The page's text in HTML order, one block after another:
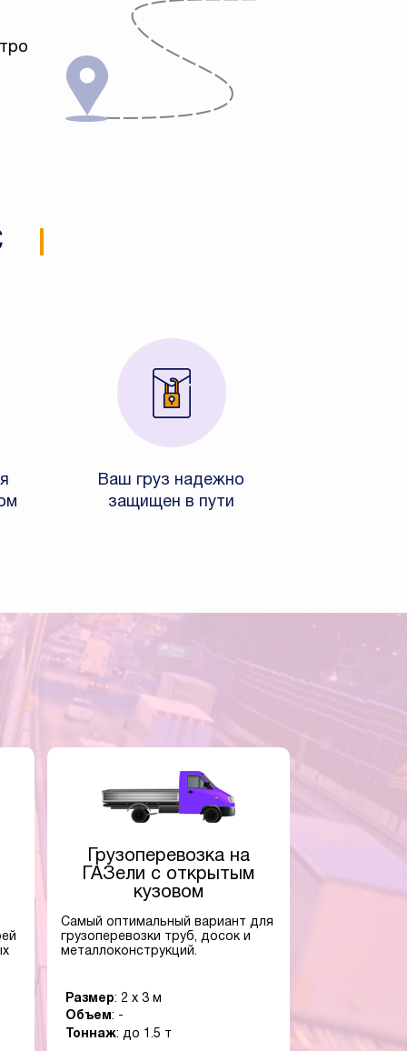
Ваш груз надежно
защищен в пути
Грузоперевозка на
ГАЗели с открытым
кузовом
Самый оптимальный вариант для
грузоперевозки труб, досок и
металлоконструкций.
Размер: 2 x 3 м
Объем : -
Тоннаж: до 1.5 т